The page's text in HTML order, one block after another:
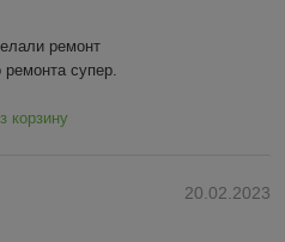
ремонт
ремонта супер.
корзину
20.02.2023